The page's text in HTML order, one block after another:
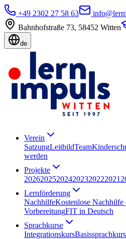
+49 2302 27 58 63
Bahnhofstraße 73, 58452 Witten
de
Verein
SatzungLeitbildTeam
werden
Projekte
202620252024202320222021
Lernförderung
NachhilfeKostenlose
VorbereitungFIT in Deutsch
Sprachkurse
IntegrationskursBasissprachkurs